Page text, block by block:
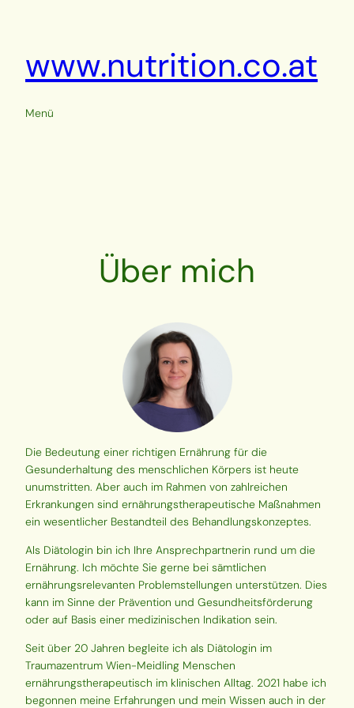
wechseln
www.nutrition.co.at
Menü
Über mich
Die Bedeutung einer richtigen Ernährung für die
Gesunderhaltung des menschlichen Körpers ist heute
unumstritten. Aber auch im Rahmen von zahlreichen
Erkrankungen sind ernährungstherapeutische Maßnahmen
ein wesentlicher Bestandteil des Behandlungskonzeptes.
Als Diätologin bin ich Ihre Ansprechpartnerin rund um die
Ernährung. Ich möchte Sie gerne bei sämtlichen
ernährungsrelevanten Problemstellungen unterstützen. Dies
kann im Sinne der Prävention und Gesundheitsförderung
oder auf Basis einer medizinischen Indikation sein.
Seit über 20 Jahren begleite ich als Diätologin im
Traumazentrum Wien-Meidling Menschen
ernährungstherapeutisch im klinischen Alltag. 2021 habe ich
begonnen meine Erfahrungen und mein Wissen auch in der